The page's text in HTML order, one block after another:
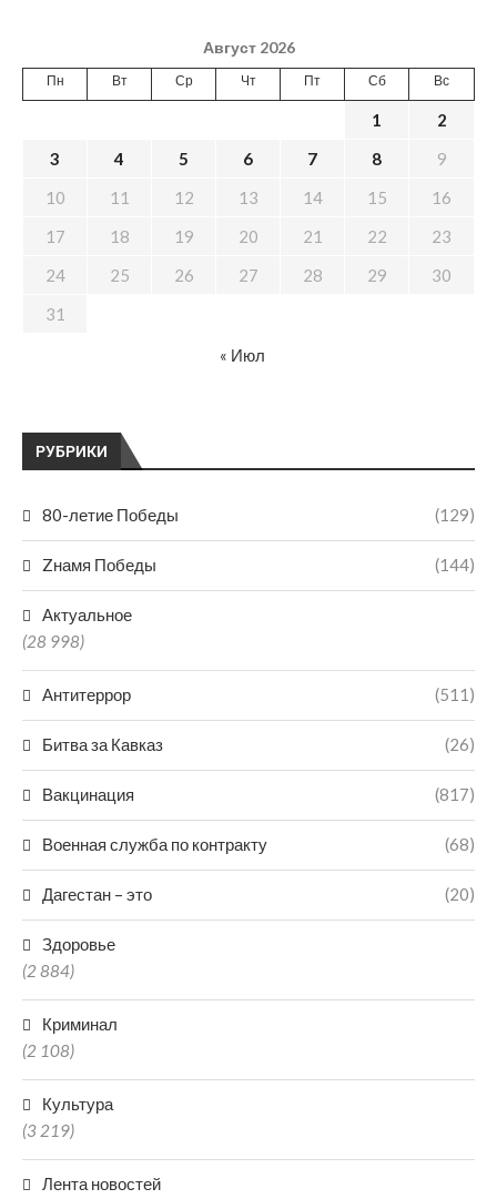
РУБРИКИ
80-летие Победы (129)
Zнамя Победы (144)
Актуальное
(28 998)
Антитеррор (511)
Битва за Кавказ (26)
Вакцинация (817)
Военная служба по контракту (68)
Дагестан – это (20)
Здоровье
(2 884)
Криминал
(2 108)
Культура
(3 219)
Лента новостей
Август 2026
Пн Вт Ср Чт Пт Сб Вс
1
2
3
4 5 6 7 8
9
10
11 12 13 14 15
16
17
18 19 20 21 22
23
24
25 26 27 28 29
30
31
« Июл